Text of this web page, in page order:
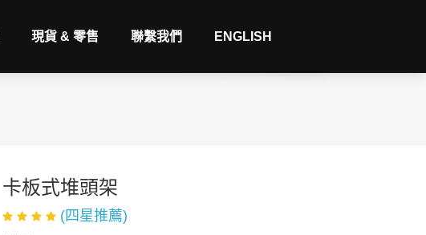
現貨 & 零售 聯繫我們 ENGLISH
卡板式堆頭架
(四星推薦)